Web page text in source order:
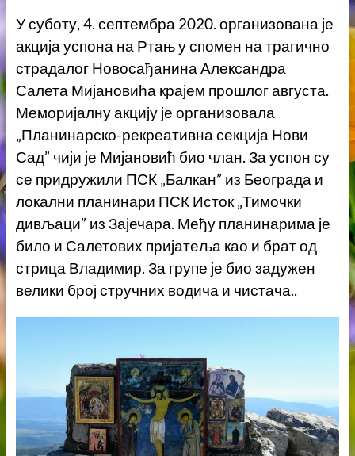
У суботу, 4. септембра 2020. организована је
акција успона на Ртањ у спомен на трагично
страдалог Новосађанина Александра
Салета Мијановића крајем прошлог августа.
Меморијалну акцију је организовала
„Планинарско-рекреативна секција Нови
Сад” чији је Мијановић био члан. За успон су
се придружили ПСК „Балкан” из Београда и
локални планинари ПСК Исток „Тимочки
дивљаци” из Зајечара. Међу планинарима је
било и Салетових пријатеља као и брат од
стрица Владимир. За групе је био задужен
велики број стручних водича и чистача..